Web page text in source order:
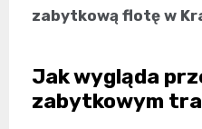
zabytkową flotę w
Jak wygląda
zabytkowym